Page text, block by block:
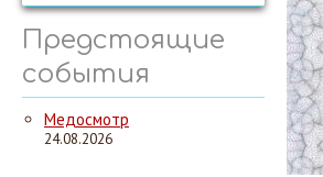
Предстоящие
события
Медосмотр
24.08.2026